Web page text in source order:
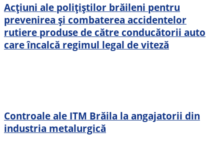
Acțiuni ale polițiștilor brăileni pentru
prevenirea și combaterea accidentelor
rutiere produse de către conducătorii auto
care încalcă regimul legal de viteză
Controale ale ITM Brăila la angajatorii din
industria metalurgică